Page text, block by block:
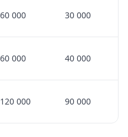
60 000 30 000
60 000 40 000
120 000 90 000